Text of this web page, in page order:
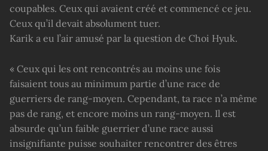
coupables. Ceux qui avaient créé et commencé ce jeu.
Ceux qu’il devait absolument tuer.
Karik a eu l’air amusé par la question de Choi Hyuk.
« Ceux qui les ont rencontrés au moins une fois
faisaient tous au minimum partie d’une race de
guerriers de rang-moyen. Cependant, ta race n’a même
pas de rang, et encore moins un rang-moyen. Il est
absurde qu’un faible guerrier d’une race aussi
insignifiante puisse souhaiter rencontrer des êtres